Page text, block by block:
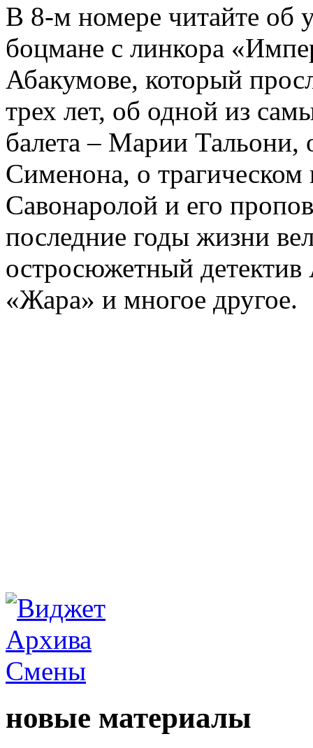
В 8-м номере читайте об
боцмане с линкора
Абакумове, который
трех лет, об одной из
балета – Марии
Сименона, о трагическом
Савонаролой и его
последние годы жизни
остросюжетный детектив
«Жара» и многое другое.
новые материалы